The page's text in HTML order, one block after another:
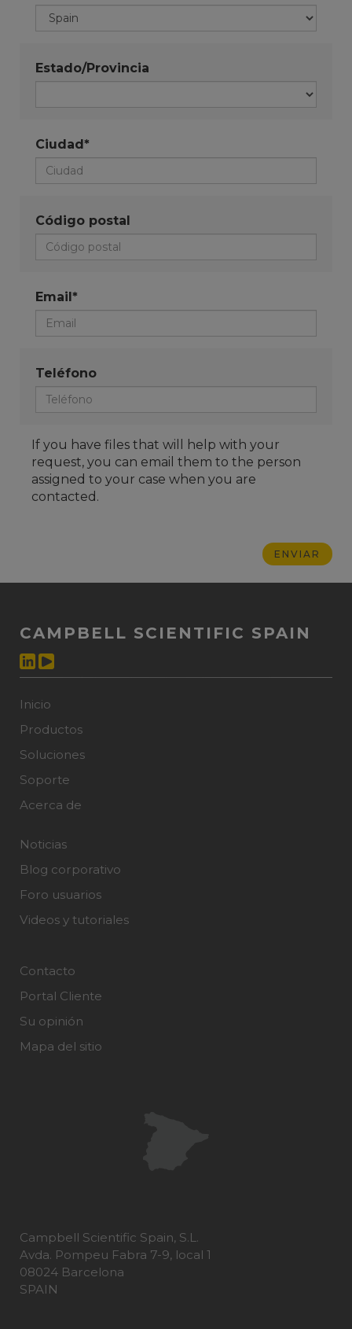
Estado/Provincia
Ciudad*
Código postal
Email*
Teléfono
If you have files that will help with your
request, you can email them to the person
assigned to your case when you are
contacted.
CAMPBELL SCIENTIFIC SPAIN
Inicio
Productos
Soluciones
Soporte
Acerca de
Noticias
Blog corporativo
Foro usuarios
Videos y tutoriales
Contacto
Portal Cliente
Su opinión
Mapa del sitio
Campbell Scientific Spain, S.L.
Avda. Pompeu Fabra 7-9, local 1
08024 Barcelona
SPAIN